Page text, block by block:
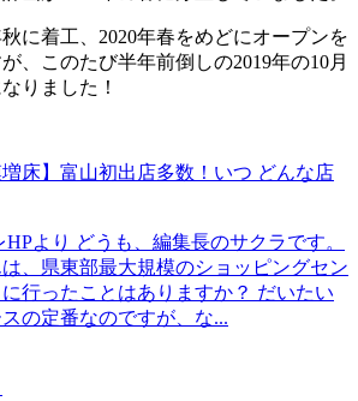
に着工、2020年春をめどにオープンを
、このたび半年前倒しの2019年の10月
りました！
増床】富山初出店多数！いつ どんな店
より どうも、編集長のサクラです。
、県東部最大規模のショッピングセン
行ったことはありますか？ だいたい
の定番なのですが、な...